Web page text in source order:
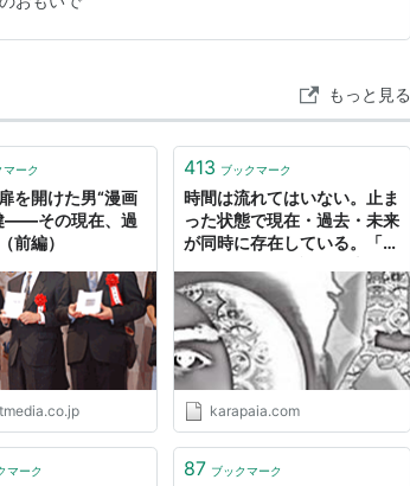
後のオヤツを 母が 買ってくれた 果林食堂のケ
もっと見る
マーク
を開けた男“漫画
――その現在、過
前編）
413 ブックマーク
時間は流れてはいない。止ま
った状態で現在・過去・未来
が同時に存在している。「ス
究）
karapaia.com
マーク 87 ブックマーク